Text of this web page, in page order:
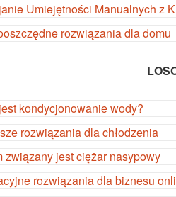
Umiejętności Manualnych z
rozwiązania dla domu
kondycjonowanie wody?
rozwiązania dla chłodzenia
związany jest ciężar nasypowy
rozwiązania dla biznesu